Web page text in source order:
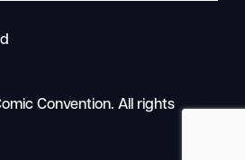
Convention. All rights